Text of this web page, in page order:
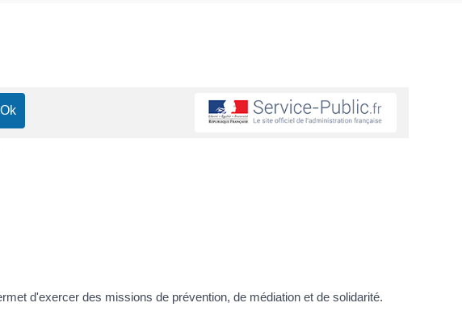
d'exercer des missions de prévention, de médiation et de solidarité.